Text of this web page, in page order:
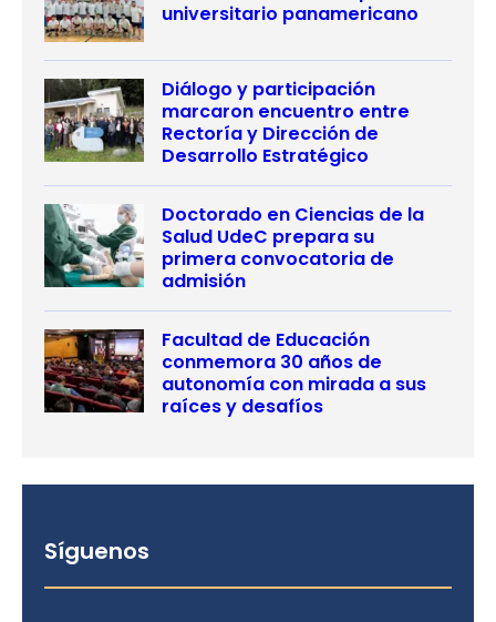
universitario panamericano
Diálogo y participación
marcaron encuentro entre
Rectoría y Dirección de
Desarrollo Estratégico
Doctorado en Ciencias de la
Salud UdeC prepara su
primera convocatoria de
admisión
Facultad de Educación
conmemora 30 años de
autonomía con mirada a sus
raíces y desafíos
Síguenos